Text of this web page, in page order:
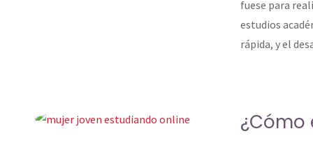
fuese para
estudios
rápida, y el